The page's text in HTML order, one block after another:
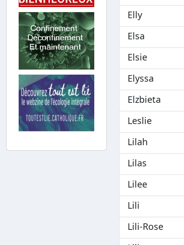
Elly
Elsa
Elsie
Elyssa
Elzbieta
Leslie
Lilah
Lilas
Lilee
Lili
Lili-Rose